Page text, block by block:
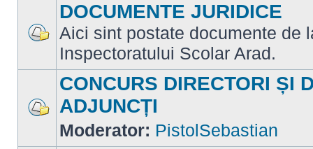
mesaje
necitite
sunt
mesaje
necitite
DOCUMENTE JURIDICE
Aici sint postate documente de
Inspectoratului Scolar Arad.
sunt
mesaje
CONCURS DIRECTORI ȘI
ADJUNCȚI
Moderator: PistolSebastian